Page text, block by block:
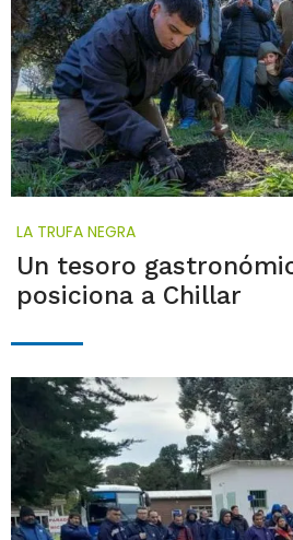
LA TRUFA NEGRA
Un tesoro
posiciona a Chillar